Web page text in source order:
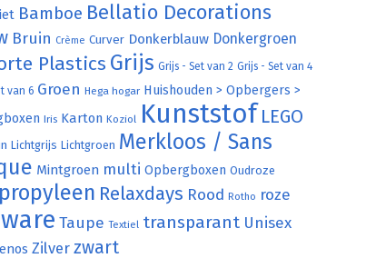
Bamboe Bellatio Decorations
Bruin Crème Curver Donkerblauw Donkergroen
Plastics Grijs Grijs - Set van 2 Grijs - Set van 4
van 6 Groen Hega hogar Huishouden > Opbergers >
Iris Karton Koziol Kunststof LEGO
Lichtgrijs Lichtgroen Merkloos / Sans
Mintgroen multi Opbergboxen Oudroze
Relaxdays Rood Rotho roze
Taupe Textiel transparant Unisex
Zilver zwart